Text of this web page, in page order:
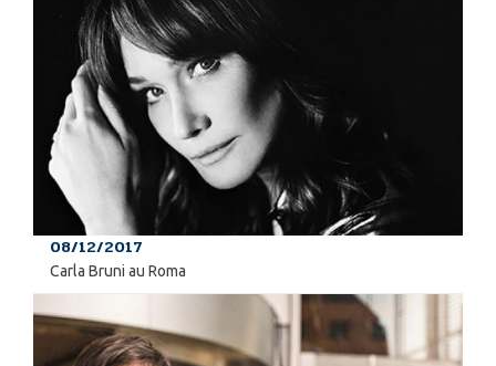
08/12/2017
Carla Bruni au Roma